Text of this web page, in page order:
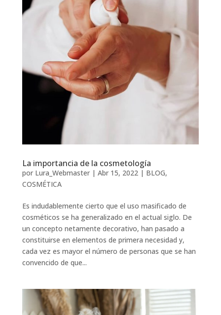
La importancia de la cosmetología
por Lura_Webmaster| Abr 15, 2022| BLOG,
COSMÉTICA
Es indudablemente cierto que el uso masificado de
cosméticos se ha generalizado en el actual siglo. De
un concepto netamente decorativo, han pasado a
constituirse en elementos de primera necesidad y,
cada vez es mayor el número de personas que se han
convencido de que...